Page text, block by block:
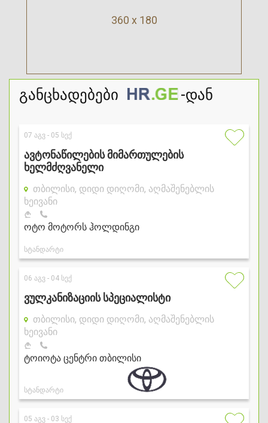
360 x 180